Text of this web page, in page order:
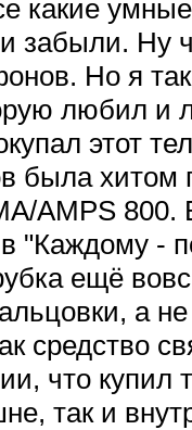
какие
забыли. Ну
Но я
любил и
этот
была хитом
AMPS
"Каждому -
ещё
а
средство
что купил
так и